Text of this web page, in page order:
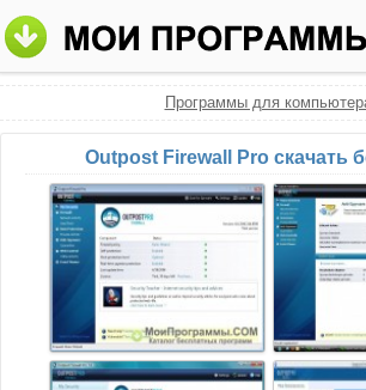
Программы для
Outpost Firewall Pro скачать